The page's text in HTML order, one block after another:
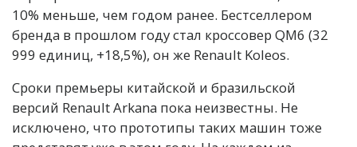
10% меньше, чем годом ранее. Бестселлером
бренда в прошлом году стал кроссовер QM6 (32
999 единиц, +18,5%), он же Renault Koleos.
Сроки премьеры китайской и бразильской
версий Renault Arkana пока неизвестны. Не
исключено, что прототипы таких машин тоже